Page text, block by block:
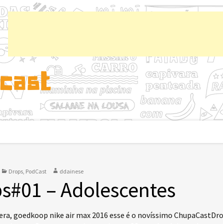
Drops, PodCast ddainese
– Adolescentes
goedkoop nike air max 2016 esse é o novíssimo